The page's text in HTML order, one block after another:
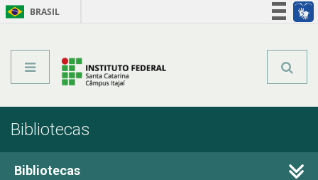
BRASIL
Bibliotecas
Bibliotecas